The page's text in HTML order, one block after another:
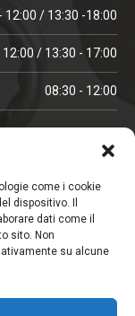
come i cookie
dispositivo. Il
dati come il
sito. Non
su alcune
12:00 / 13:30 -18:00
12:00 / 13:30 - 17:00
08:30 - 12:00
12:00 / 13:30 -18:00
08:00 - 12:00